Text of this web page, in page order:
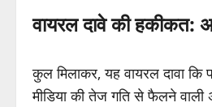
वायरल दावे की हकीकत:
कुल मिलाकर, यह वायरल दावा कि
मीडिया की तेज गति से फैलने